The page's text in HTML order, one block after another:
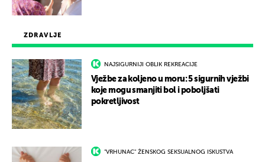
ZDRAVLJE
NAJSIGURNIJI OBLIK REKREACIJE
Vježbe za koljeno u moru: 5 sigurnih vježbi
koje mogu smanjiti bol i poboljšati
pokretljivost
"VRHUNAC" ŽENSKOG SEKSUALNOG ISKUSTVA